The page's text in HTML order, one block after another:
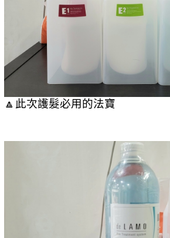
🔼此次護髮必用的法寶